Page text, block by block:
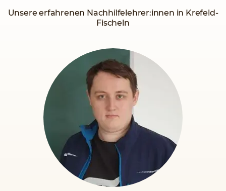
Unsere erfahrenen Nachhilfelehrer:innen in Krefeld-
Fischeln